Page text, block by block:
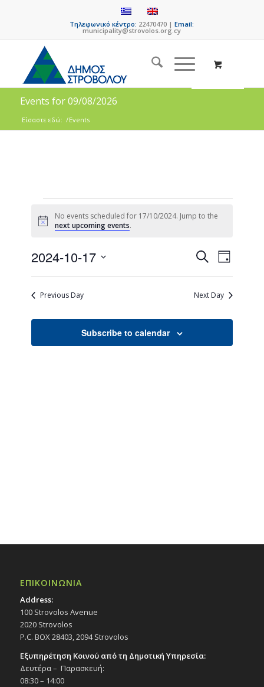
Τηλεφωνικό κέντρο: 22470470 |Email:
municipality@strovolos.org.cy
Events for 09/08/2026
Είσαστε εδώ: /Events
Notice
No events scheduled for 17/10/2024. Jump to the
next upcoming events.
Events
Search
and
SearchEvent
Views
Day
2024-10-17
Previous Day
Next Day
Subscribe to calendar
ΕΠΙΚΟΙΝΩΝΙΑ
Address:
100 Strovolos Avenue
2020 Strovolos
P.C. BOX 28403, 2094 Strovolos
Εξυπηρέτηση Κοινού από τη Δημοτική Υπηρεσία:
Δευτέρα – Παρασκευή:
08:30 – 14:00